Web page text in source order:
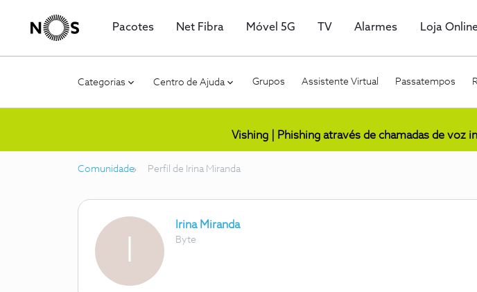
Pacotes Net Fibra Móvel 5G TV Alarmes Loja
Categorias Centro de Ajuda Grupos Assistente Virtual Passatempos
Vishing | Phishing através de chamadas de voz
Comunidade Perfil de Irina Miranda
Irina Miranda
Byte